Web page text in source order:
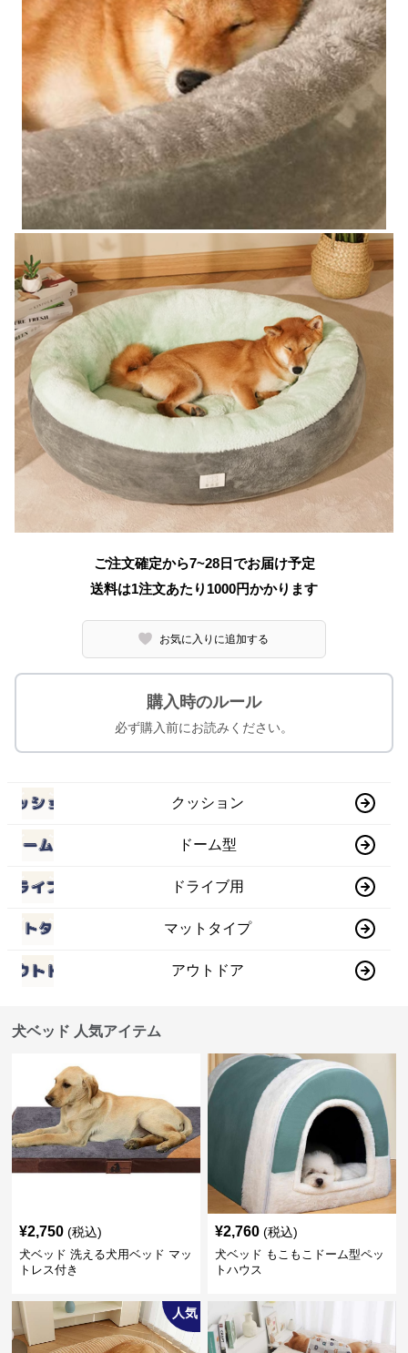
ご注文確定から7~28日でお届け予定
送料は1注文あたり 1000円かかります
お気に入りに追加する
購入時のルール
必ず購入前にお読みください。
クッション
ドーム型
ドライブ用
マットタイプ
アウトドア
犬ベッド 人気アイテム
¥2,750 (税込)
犬ベッド 洗える犬用ベッド マッ
トレス付き
¥2,760 (税込)
犬ベッド もこもこドーム型ペッ
トハウス
人気